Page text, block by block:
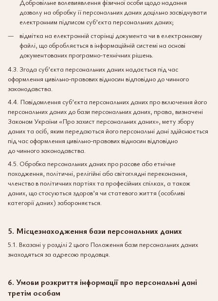
Добровільне волевиявлення фізичної особи щодо надання
дозволу на обробку її персональних даних доцільно засвідчувати
електронним підписом суб’єкта персональних даних;
відмітка на електронній сторінці документа чи в електронному
файлі, що обробляється в інформаційній системі на основі
документованих програмно-технічних рішень.
4.3. Згода суб’єкта персональних даних надається під час
оформлення цивільно-правових відносин відповідно до чинного
законодавства.
4.4. Повідомлення суб’єкта персональних даних про включення його
персональних даних до бази персональних даних, права, визначені
Законом України «Про захист персональних даних», мету збору
даних та осіб, яким передаються його персональні дані здійснюється
під час оформлення цивільно-правових відносин відповідно
до чинного законодавства.
4.5. Обробка персональних даних про расове або етнічне
походження, політичні, релігійні або світоглядні переконання,
членство в політичних партіях та професійних спілках, а також
даних, що стосуються здоров’я чи статевого життя (особливі
категорії даних) забороняється.
5. Місцезнаходження бази персональних даних
5.1. Вказані у розділі 2 цього Положення бази персональних даних
знаходяться за адресою продавця.
6. Умови розкриття інформації про персональні дані
третім особам